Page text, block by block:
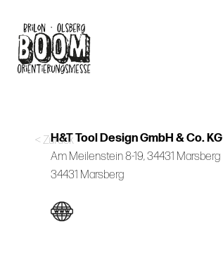
content
< Zurück
H&T Tool Design GmbH & Co. KG
Am Meilenstein 8-19, 34431 Marsberg
34431 Marsberg